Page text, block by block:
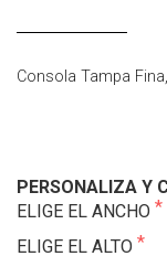
Consola Tampa
PERSONALIZA Y
ELIGE EL ANCHO
ELIGE EL ALTO